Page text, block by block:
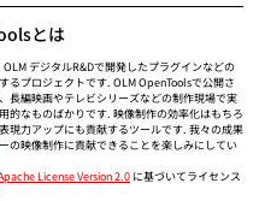
とは
デジタルR&Dで開発したプラグインなどの
るプロジェクトです. OLM OpenToolsで公開さ
長編映画やテレビシリーズなどの制作現場で実
的なものばかりです. 映像制作の効率化はもちろ
現力アップにも貢献するツールです. 我々の成果
の映像制作に貢献できることを楽しみにしてい
License Version 2.0 に基づいてライセンス